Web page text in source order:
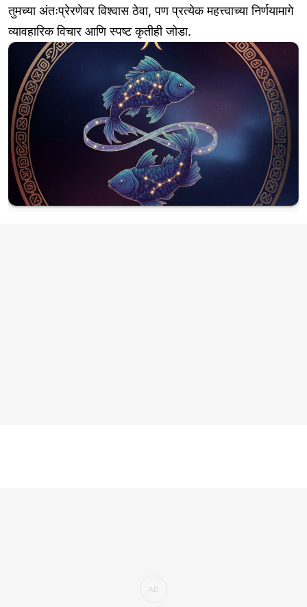
तुमच्या अंतःप्रेरणेवर विश्वास ठेवा, पण प्रत्येक महत्त्वाच्या निर्णयामागे
व्यावहारिक विचार आणि स्पष्ट कृतीही जोडा.